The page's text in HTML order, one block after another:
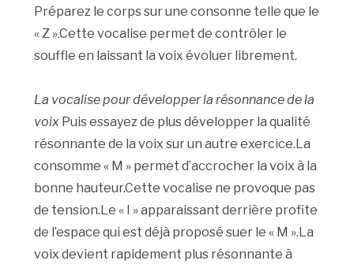
Préparez le corps sur une consonne telle que le
« Z ».Cette vocalise permet de contrôler le
souffle en laissant la voix évoluer librement.
La vocalise pour développer la résonnance de la
voix Puis essayez de plus développer la qualité
résonnante de la voix sur un autre exercice.La
consomme « M » permet d’accrocher la voix à la
bonne hauteur.Cette vocalise ne provoque pas
de tension.Le « I » apparaissant derrière profite
de l’espace qui est déjà proposé suer le « M ».La
voix devient rapidement plus résonnante à